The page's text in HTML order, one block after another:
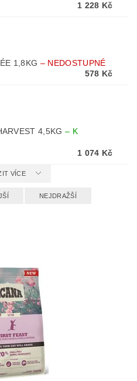
1 228 Kč
1,8KG – NEDOSTUPNÉ
578 Kč
4,5KG– K
1 074 Kč
VÍCE
NEJDRAŽŠÍ